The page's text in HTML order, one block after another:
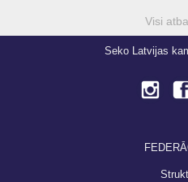
Visi
Seko Latvijas